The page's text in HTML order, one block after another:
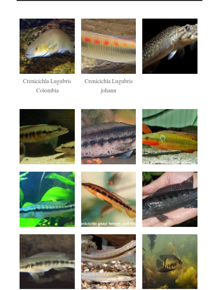
Crenicichla Lugubris
Colombia
Crenicichla Lugubris
johann